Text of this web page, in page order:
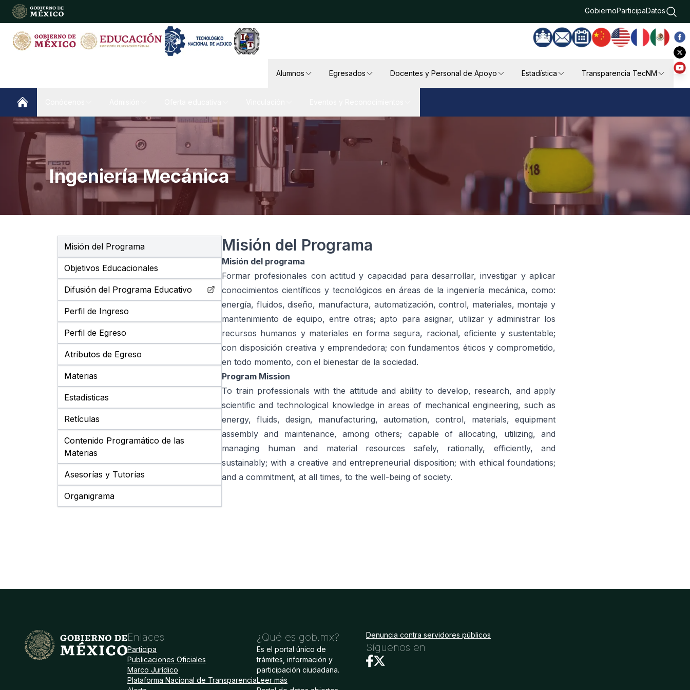
GobiernoParticipaDatos
Alumnos Egresados Docentes y Personal de Apoyo Estadística Transparencia TecNM
Ingeniería Mecánica
Misión del Programa
Objetivos Educacionales
Difusión del Programa Educativo
Perfil de Ingreso
Perfil de Egreso
Atributos de Egreso
Materias
Estadísticas
Retículas
Contenido Programático de las
Materias
Asesorías y Tutorías
Organigrama
Misión del Programa
Misión del programa
Formar profesionales con actitud y capacidad para desarrollar, investigar y aplicar
conocimientos científicos y tecnológicos en áreas de la ingeniería mecánica, como:
energía, fluidos, diseño, manufactura, automatización, control, materiales, montaje y
mantenimiento de equipo, entre otras; apto para asignar, utilizar y administrar los
recursos humanos y materiales en forma segura, racional, eficiente y sustentable;
con disposición creativa y emprendedora; con fundamentos éticos y comprometido,
en todo momento, con el bienestar de la sociedad.
Program Mission
To train professionals with the attitude and ability to develop, research, and apply
scientific and technological knowledge in areas of mechanical engineering, such as
energy, fluids, design, manufacturing, automation, control, materials, equipment
assembly and maintenance, among others; capable of allocating, utilizing, and
managing human and material resources safely, rationally, efficiently, and
sustainably; with a creative and entrepreneurial disposition; with ethical foundations;
and a commitment, at all times, to the well-being of society.
Enlaces
Participa
Publicaciones Oficiales
Marco Jurídico
Plataforma Nacional de Transparencia
¿Qué es gob.mx?
Es el portal único de
trámites, información y
participación ciudadana.
Leer más
Denuncia contra servidores públicos
Síguenos en